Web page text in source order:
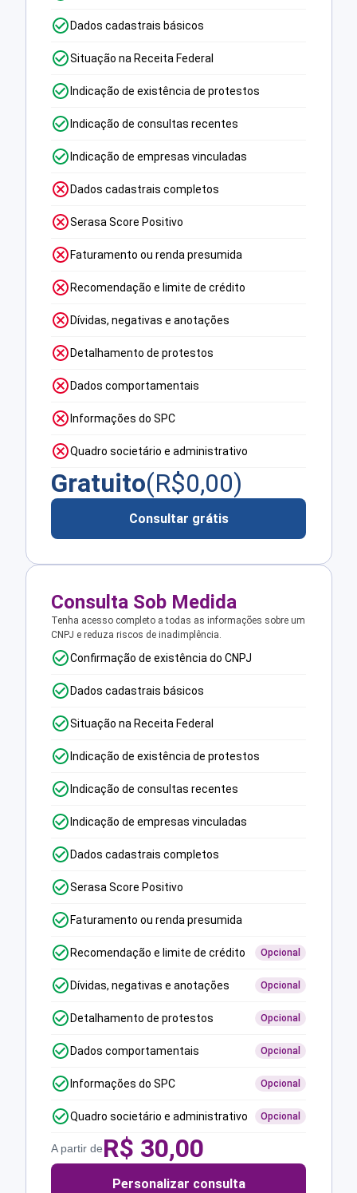
Dados cadastrais básicos
Situação na Receita Federal
Indicação de existência de protestos
Indicação de consultas recentes
Indicação de empresas vinculadas
Dados cadastrais completos
Serasa Score Positivo
Faturamento ou renda presumida
Recomendação e limite de crédito
Dívidas, negativas e anotações
Detalhamento de protestos
Dados comportamentais
Informações do SPC
Quadro societário e administrativo
Gratuito(R$0,00)
Consultar grátis
Consulta Sob Medida
Tenha acesso completo a todas as informações sobre um
CNPJ e reduza riscos de inadimplência.
Confirmação de existência do CNPJ
Dados cadastrais básicos
Situação na Receita Federal
Indicação de existência de protestos
Indicação de consultas recentes
Indicação de empresas vinculadas
Dados cadastrais completos
Serasa Score Positivo
Faturamento ou renda presumida
Recomendação e limite de crédito Opcional
Dívidas, negativas e anotações Opcional
Detalhamento de protestos Opcional
Dados comportamentais Opcional
Informações do SPC Opcional
Quadro societário e administrativo Opcional
A partir deR$ 30,00
Personalizar consulta